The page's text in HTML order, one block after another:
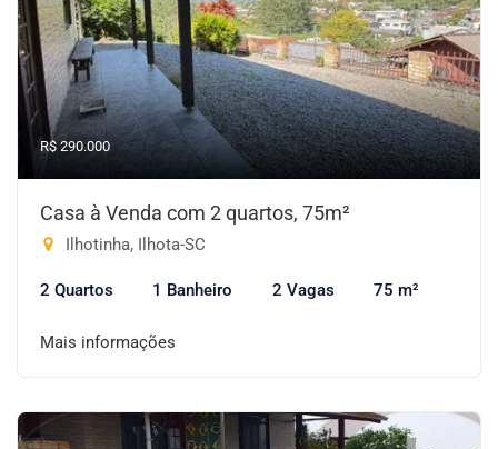
R$ 290.000
Casa à Venda com 2 quartos, 75m²
Ilhotinha, Ilhota-SC
2 Quartos 1 Banheiro 2 Vagas 75 m²
Mais informações